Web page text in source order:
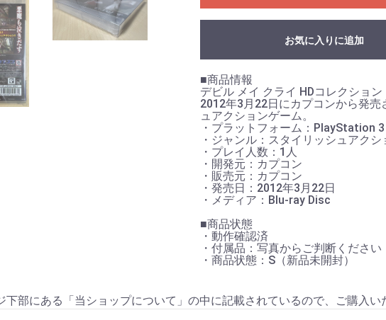
お買い物を続ける お気に入りに追加
■商品情報
デビル メイ クライ HDコレクショ
2012年3月22日にカプコンから発
ュアクションゲーム。
・プラットフォーム：PlayStation 3
・ジャンル：スタイリッシュアクシ
・プレイ人数：1人
・開発元：カプコン
・販売元：カプコン
・発売日：2012年3月22日
・メディア：Blu-ray Disc
■商品状態
・動作確認済
・付属品：写真からご判断ください
・商品状態：S（新品未開封）
部にある「当ショップについて」の中に記載されているので、ご購入い